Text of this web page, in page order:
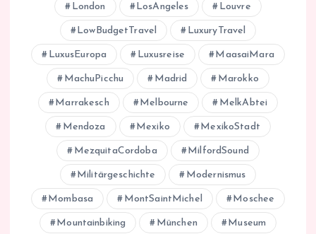
London LosAngeles Louvre
LowBudgetTravel LuxuryTravel
LuxusEuropa Luxusreise MaasaiMara
MachuPicchu Madrid Marokko
Marrakesch Melbourne MelkAbtei
Mendoza Mexiko MexikoStadt
MezquitaCordoba MilfordSound
Militärgeschichte Modernismus
Mombasa MontSaintMichel Moschee
Mountainbiking München Museum